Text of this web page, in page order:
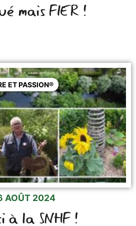
mais FIER !
ET PASSION®
AOÛT 2024
à la SNHF !